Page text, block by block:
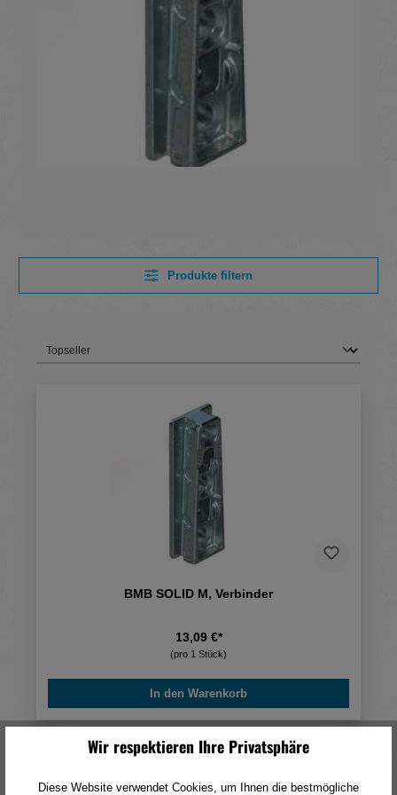
Produkte filtern
BMB SOLID M, Verbinder
13,09 €*
(pro 1 Stück)
In den Warenkorb
Wir respektieren Ihre Privatsphäre
Diese Website verwendet Cookies, um Ihnen die bestmögliche